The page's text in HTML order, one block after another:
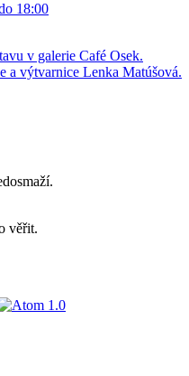
18:00
v galerie Café Osek.
a výtvarnice Lenka Matúšová.
věřit.